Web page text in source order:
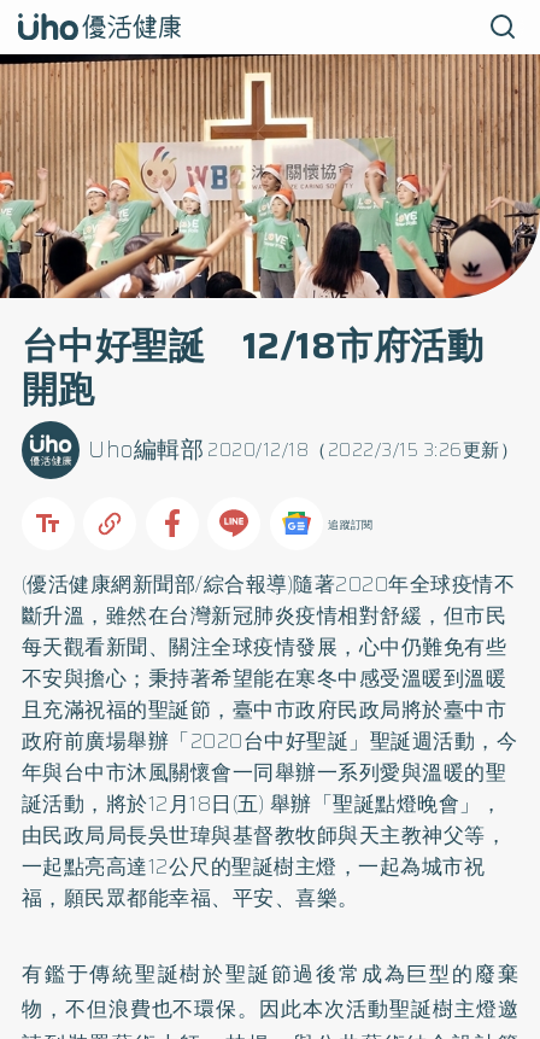
台中好聖誕 12/18市府活動
開跑
2020/12/18（2022/3/15 3:26更新）
Uho編輯部
追蹤訂閱
(優活健康網新聞部/綜合報導)隨著2020年全球疫情不
斷升溫，雖然在台灣新冠肺炎疫情相對舒緩，但市民
每天觀看新聞、關注全球疫情發展，心中仍難免有些
不安與擔心；秉持著希望能在寒冬中感受溫暖到溫暖
且充滿祝福的聖誕節，臺中市政府民政局將於臺中市
政府前廣場舉辦「2020台中好聖誕」聖誕週活動，今
年與台中市沐風關懷會一同舉辦一系列愛與溫暖的聖
誕活動，將於12月18日(五) 舉辦「聖誕點燈晚會」，
由民政局局長吳世瑋與基督教牧師與天主教神父等，
一起點亮高達12公尺的聖誕樹主燈，一起為城市祝
福，願民眾都能幸福、平安、喜樂。
有鑑于傳統聖誕樹於聖誕節過後常成為巨型的廢棄
物，不但浪費也不環保。因此本次活動聖誕樹主燈邀